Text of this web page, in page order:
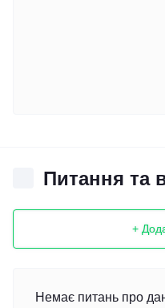
Питання та
+
Немає питань про